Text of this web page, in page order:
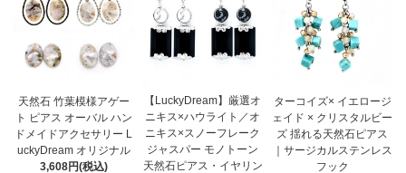
天然石 竹葉模様アゲー
ト ピアス オーバル ハン
ドメイドアクセサリー L
uckyDream オリジナル
3,608円(税込)
【LuckyDream】厳選オ
ニキス×ハウライト／オ
ニキス×スノーフレーク
ジャスパー モノトーン
天然石ピアス・イヤリン
ターコイズ× イエロージ
ェイド × クリスタルビー
ズ 揺れる天然石ピアス
｜サージカルステンレス
フック